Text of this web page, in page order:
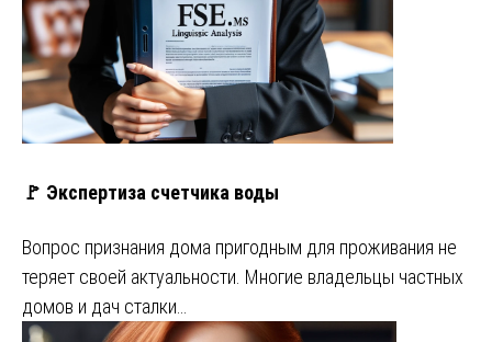
🚩 Экспертиза счетчика воды
Вопрос признания дома пригодным для проживания не
теряет своей актуальности. Многие владельцы частных
домов и дач сталки…